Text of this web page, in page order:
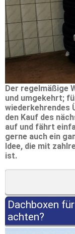
Der regelmäßige
und umgekehrt;
wiederkehrendes
den Kauf des
auf und fährt
gerne auch ein
Idee, die mit
ist.
Dachboxen
achten?